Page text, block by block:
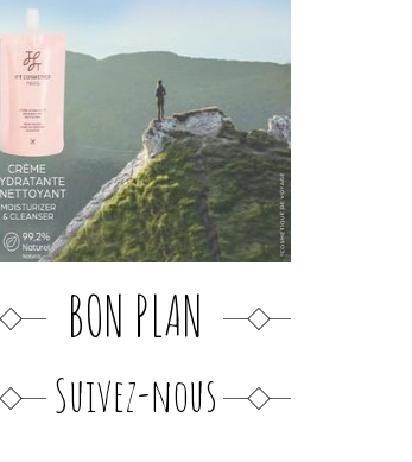
BON PLAN
Suivez-nous